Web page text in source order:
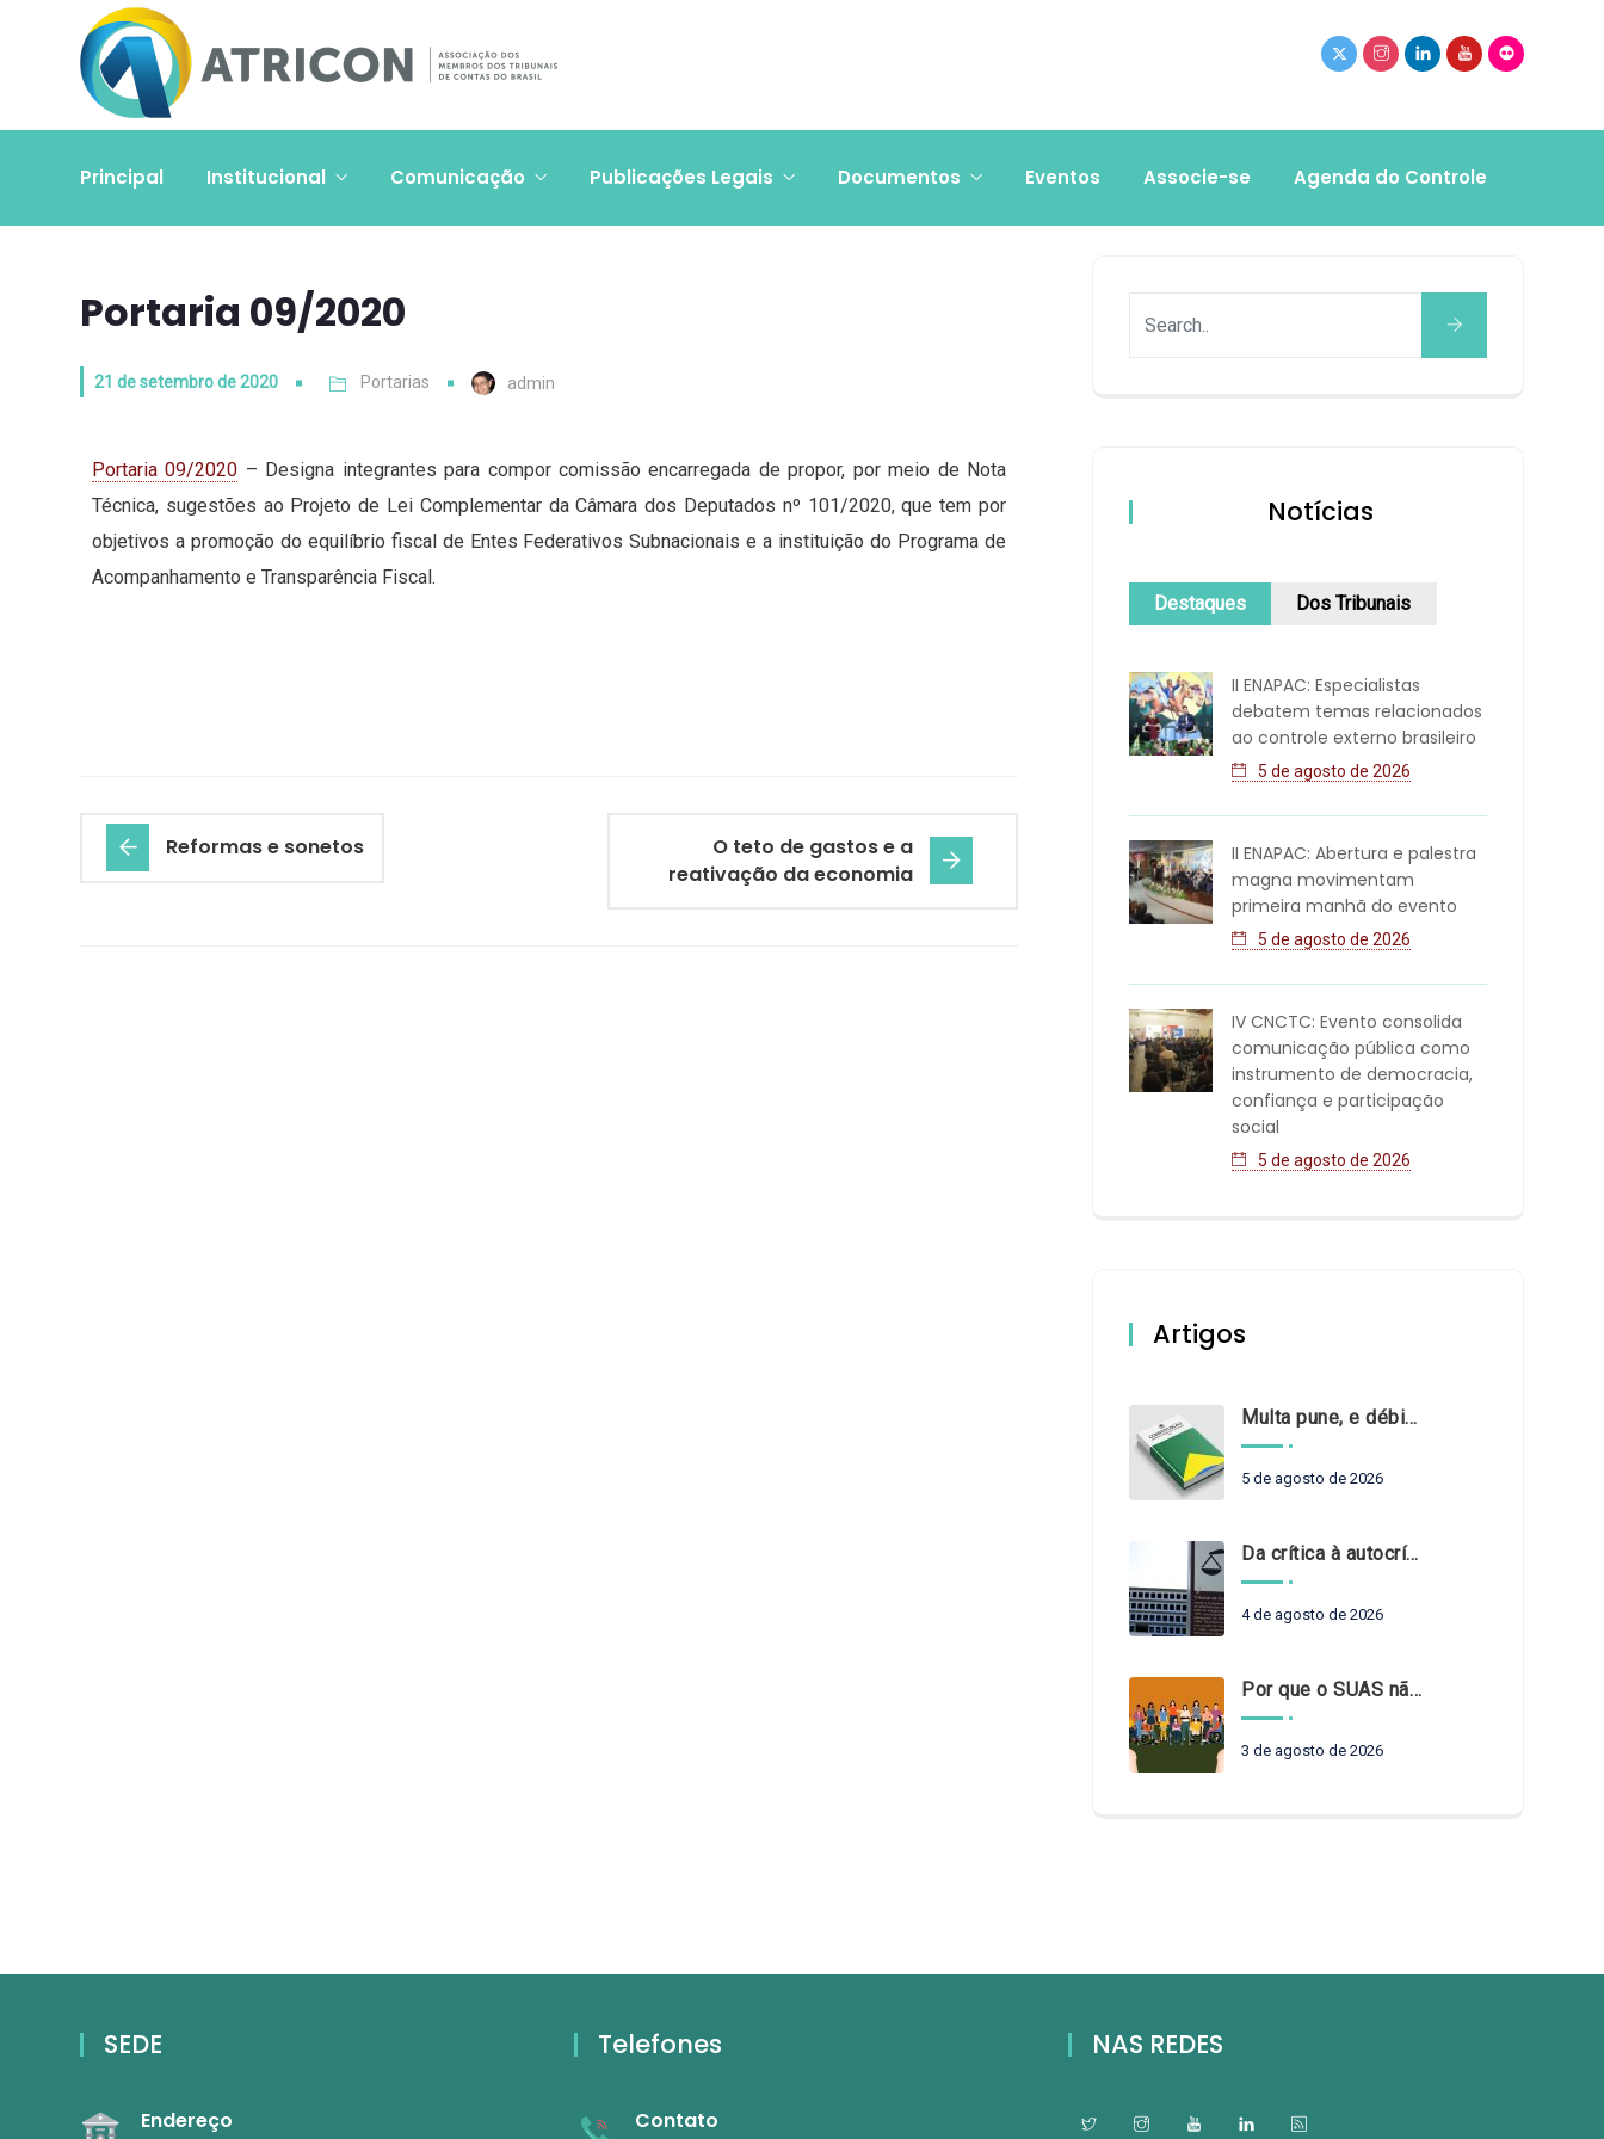
Principal Institucional Comunicação Publicações Legais Documentos Eventos Associe-se Agenda do Controle
Portaria 09/2020
21 de setembro de 2020 Portarias admin
Portaria 09/2020 – Designa integrantes para compor comissão encarregada de propor, por meio de Nota
Técnica, sugestões ao Projeto de Lei Complementar da Câmara dos Deputados nº 101/2020, que tem por
objetivos a promoção do equilíbrio fiscal de Entes Federativos Subnacionais e a instituição do Programa de
Acompanhamento e Transparência Fiscal.
Reformas e sonetos
O teto de gastos e a
reativação da economia
Notícias
Destaques Dos Tribunais
II ENAPAC: Especialistas
debatem temas relacionados
ao controle externo brasileiro
5 de agosto de 2026
II ENAPAC: Abertura e palestra
magna movimentam
primeira manhã do evento
5 de agosto de 2026
IV CNCTC: Evento consolida
comunicação pública como
instrumento de democracia,
confiança e participação
social
5 de agosto de 2026
Artigos
Multa pune, e débito recompõe. § 3º do art. 71 da Constituição: um problema de legística formal
5 de agosto de 2026
Da crítica à autocrítica: Tribunais de Contas sob um novo olhar?
4 de agosto de 2026
Por que o SUAS não pode esperar?
3 de agosto de 2026
SEDE
Endereço
Telefones
Contato
NAS REDES